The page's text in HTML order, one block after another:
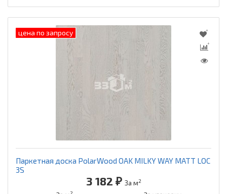
цена по запросу
Паркетная доска PolarWood OAK MILKY WAY MATT LOC
3S
3 182 ₽ За м2